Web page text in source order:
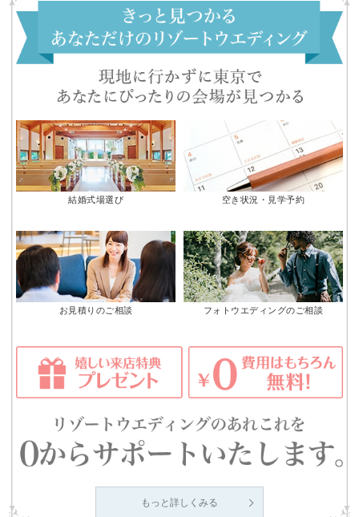
結婚式場選び 空き状況・見学予約
お見積りのご相談 フォトウエディングのご相談
もっと詳しくみる